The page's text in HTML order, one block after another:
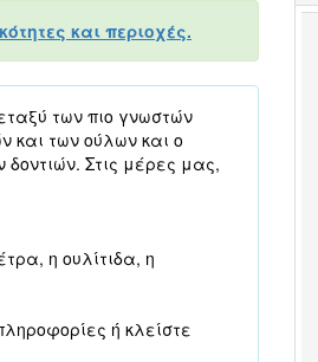
και περιοχές.
των πιο γνωστών
και των ούλων και ο
δοντιών. Στις μέρες μας,
η ουλίτιδα, η
ή κλείστε